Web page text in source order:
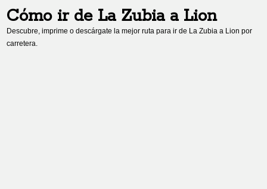
Cómo ir de La Zubiaa Lion
Descubre, imprime o descárgate la mejor ruta para ir de La Zubia a Lion por
carretera.